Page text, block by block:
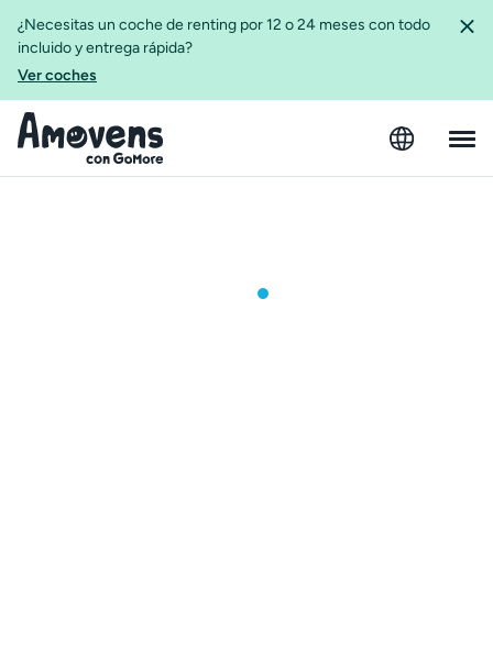
¿Necesitas un coche de renting por 12 o 24 meses con todo
incluido y entrega rápida?
Ver coches